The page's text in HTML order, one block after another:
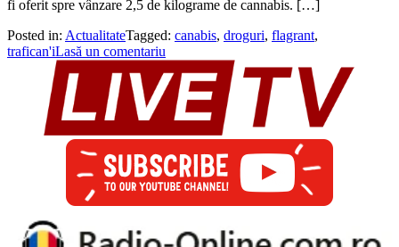
fi oferit spre vânzare 2,5 de kilograme de cannabis. […]
Posted in: ActualitateTagged: canabis, droguri, flagrant,
trafican'iLasă un comentariu